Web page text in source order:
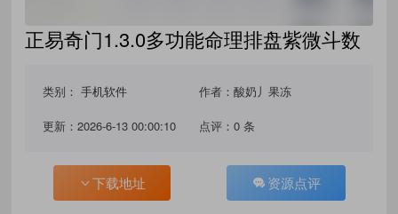
正易奇门1.3.0多功能命理排盘紫微斗数
类别：手机软件 作者：酸奶丿果冻
更新：2026-6-13 00:00:10 点评：0 条
下载地址 资源点评